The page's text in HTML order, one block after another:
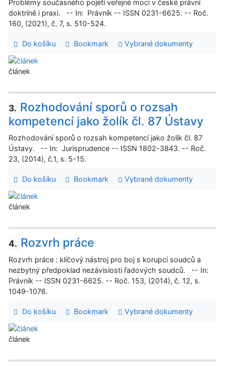
Problémy současného pojetí veřejné moci v české právní
doktríně i praxi. -- In: Právník -- ISSN 0231-6625. -- Roč.
160, (2021), č. 7, s. 510-524.
Do košíku Bookmark Vybrané dokumenty
článek
3. Rozhodování sporů o rozsah
kompetencí jako žolík čl. 87 Ústavy
Rozhodování sporů o rozsah kompetencí jako žolík čl. 87
Ústavy. -- In: Jurisprudence -- ISSN 1802-3843. -- Roč.
23, (2014), č.1, s. 5-15.
Do košíku Bookmark Vybrané dokumenty
článek
4. Rozvrh práce
Rozvrh práce : klíčový nástroj pro boj s korupcí soudců a
nezbytný předpoklad nezávislosti řadových soudců. -- In:
Právník -- ISSN 0231-6625. -- Roč. 153, (2014), č. 12, s.
1049-1076.
Do košíku Bookmark Vybrané dokumenty
článek